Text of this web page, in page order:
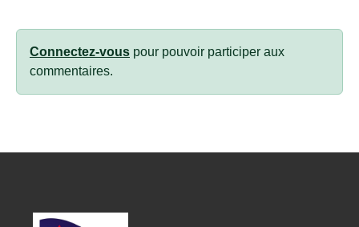
Connectez-vous pour pouvoir participer aux
commentaires.